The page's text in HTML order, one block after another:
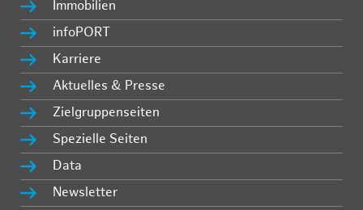
Immobilien
infoPORT
Karriere
Aktuelles & Presse
Zielgruppenseiten
Spezielle Seiten
Data
Newsletter